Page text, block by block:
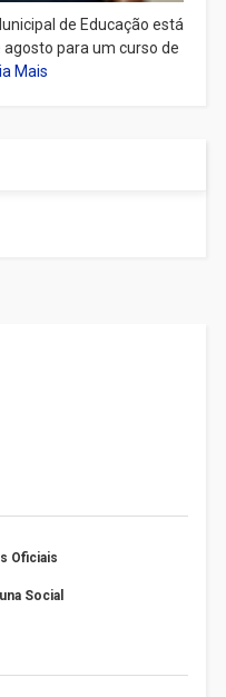
de Educação está
para um curso de
Mais
Oficiais
Social